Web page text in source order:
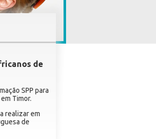
de
SPP para
Timor.
realizar em
de